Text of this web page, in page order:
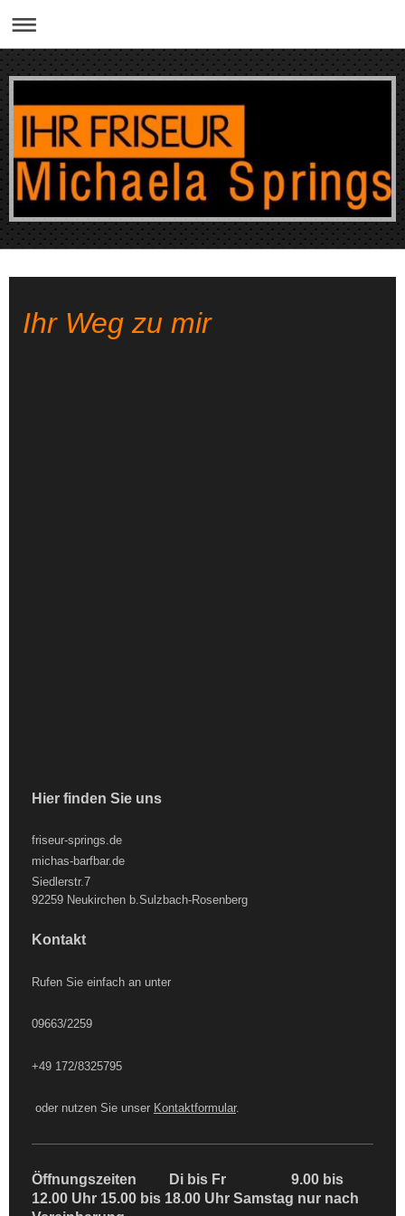
Ihr Weg zu mir
Hier finden Sie uns
friseur-springs.de
michas-barfbar.de
Siedlerstr.7
92259 Neukirchen b.Sulzbach-Rosenberg
Kontakt
Rufen Sie einfach an unter
09663/2259
+49 172/8325795
oder nutzen Sie unser Kontaktformular.
Öffnungszeiten Di bis Fr 9.00 bis
12.00 Uhr 15.00 bis 18.00 Uhr Samstag nur nach